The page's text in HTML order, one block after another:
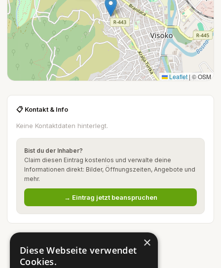
Leaflet | © OSM
📋 Kontakt & Info
Keine Kontaktdaten hinterlegt.
Bist du der Inhaber?
Claim diesen Eintrag kostenlos und verwalte deine
Informationen direkt: Bilder, Öffnungszeiten, Angebote und
mehr.
→ Eintrag jetzt beanspruchen
×
Diese Webseite verwendet
Cookies.